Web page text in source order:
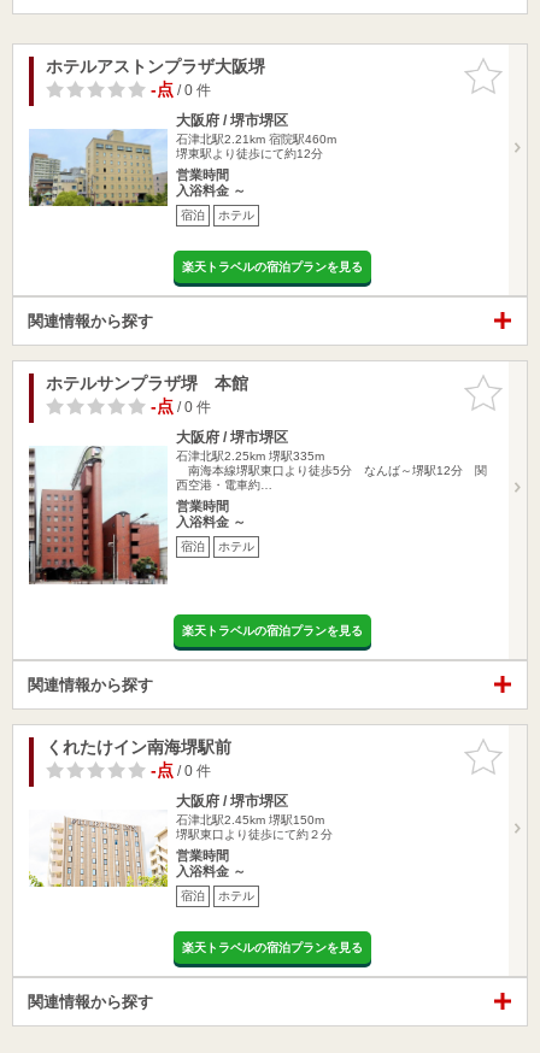
お気に入
りに追加
ホテルアストンプラザ大阪堺
-点/ 0 件
大阪府 / 堺市堺区
石津北駅2.21km 宿院駅460m
堺東駅より徒歩にて約12分
営業時間
入浴料金 ～
宿泊 ホテル
楽天トラベルの宿泊プランを見る
関連情報から探す
お気に入
りに追加
ホテルサンプラザ堺 本館
-点/ 0 件
大阪府 / 堺市堺区
石津北駅2.25km 堺駅335m
南海本線堺駅東口より徒歩5分 なんば～堺駅12分 関
西空港・電車約…
営業時間
入浴料金 ～
宿泊 ホテル
楽天トラベルの宿泊プランを見る
関連情報から探す
お気に入
りに追加
くれたけイン南海堺駅前
-点/ 0 件
大阪府 / 堺市堺区
石津北駅2.45km 堺駅150m
堺駅東口より徒歩にて約２分
営業時間
入浴料金 ～
宿泊 ホテル
楽天トラベルの宿泊プランを見る
関連情報から探す